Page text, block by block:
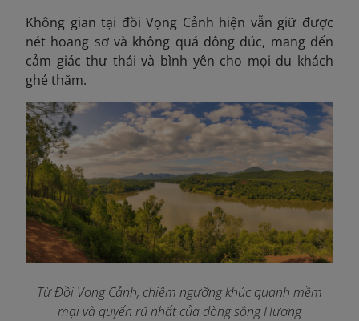
Không gian tại đồi Vọng Cảnh hiện vẫn giữ được
nét hoang sơ và không quá đông đúc, mang đến
cảm giác thư thái và bình yên cho mọi du khách
ghé thăm.
Từ Đồi Vọng Cảnh, chiêm ngưỡng khúc quanh mềm
mại và quyến rũ nhất của dòng sông Hương